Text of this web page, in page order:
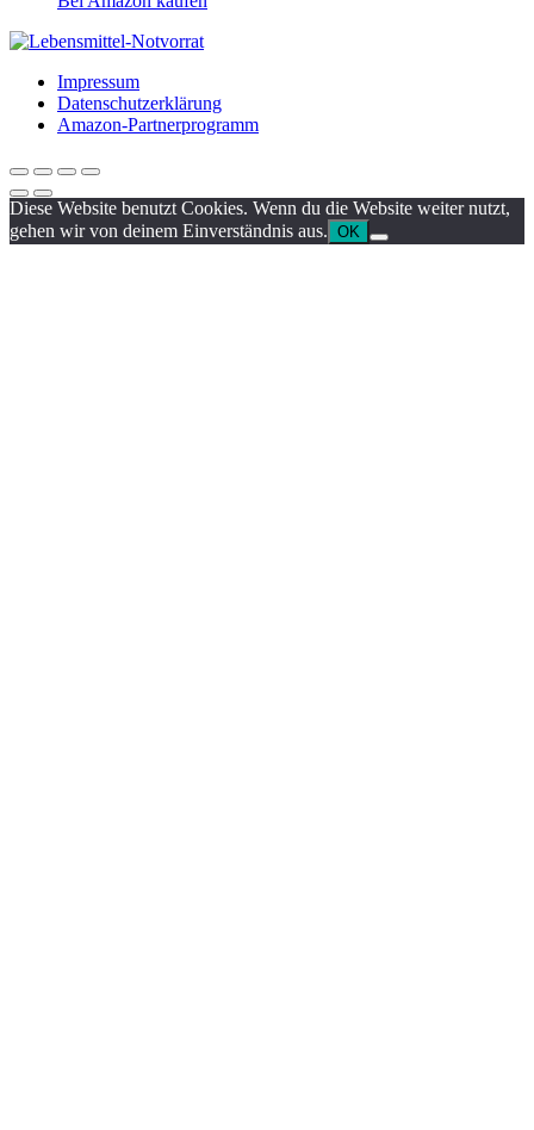
Impressum
Datenschutzerklärung
Amazon-Partnerprogramm
Diese Website benutzt Cookies. Wenn du die Website weiter nutzt,
gehen wir von deinem Einverständnis aus. OK